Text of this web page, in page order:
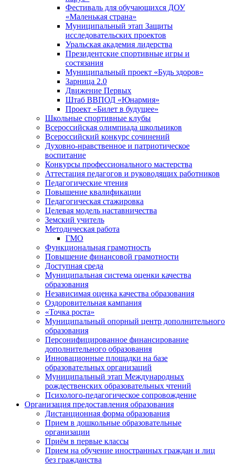
Фестиваль для обучающихся ДОУ
«Маленькая страна»
Муниципальный этап Защиты
исследовательских проектов
Уральская академия лидерства
Президентские спортивные игры и
состязания
Муниципальный проект «Будь здоров»
Зарница 2.0
Движение Первых
Штаб ВВПОД «Юнармия»
Проект «Билет в будущее»
Школьные спортивные клубы
Всероссийская олимпиада школьников
Всероссийский конкурс сочинений
Духовно-нравственное и патриотическое
воспитание
Конкурсы профессионального мастерства
Аттестация педагогов и руководящих работников
Педагогические чтения
Повышение квалификации
Педагогическая стажировка
Целевая модель наставничества
Земский учитель
Методическая работа
ГМО
Функциональная грамотность
Повышение финансовой грамотности
Доступная среда
Муниципальная система оценки качества
образования
Независимая оценка качества образования
Оздоровительная кампания
«Точка роста»
Муниципальный опорный центр дополнительного
образования
Персонифицированное финансирование
дополнительного образования
Инновационные площадки на базе
образовательных организаций
Муниципальный этап Международных
рождественских образовательных чтений
Психолого-педагогическое сопровождение
Организация предоставления образования
Дистанционная форма образования
Прием в дошкольные образовательные
организации
Приём в первые классы
Прием на обучение иностранных граждан и лиц
без гражданства